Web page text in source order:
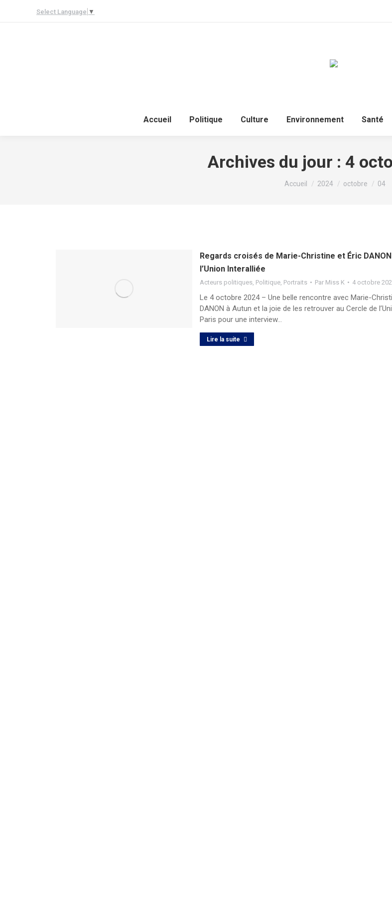
Select Language ▼
Accueil Politique Culture Environnement Santé
Archives du jour : 4
Vous êtes ici :
Accueil 2024 octobre 04
Regards croisés de Marie-Christine et Éric
l’Union Interalliée
Acteurs politiques, Politique, Portraits Par Miss K 4 octobre
Le 4 octobre 2024 – Une belle rencontre avec Marie-
DANON à Autun et la joie de les retrouver au Cercle de
Paris pour une interview…
Lire la suite